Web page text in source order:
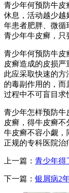
青少年何预防牛皮
休息，活动越少越
年患者肥胖、微循
青少年牛皮癣，只
青少年何预防牛皮
皮癣造成的皮损
此应采取快速的方
的毒副作用的，而
过程中不可盲目求
青少年怎样预防牛
皮癣，得牛皮癣
牛皮癣不容小觑，
正规的专科医院治
上一篇： 青少年得
下一篇： 银屑病2